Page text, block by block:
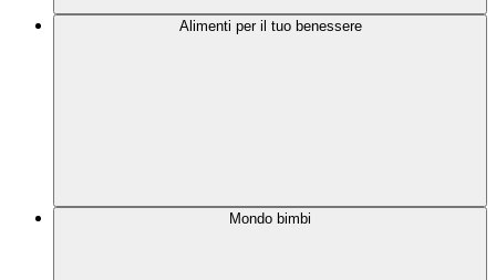
Alimenti per il tuo benessere
Mondo bimbi